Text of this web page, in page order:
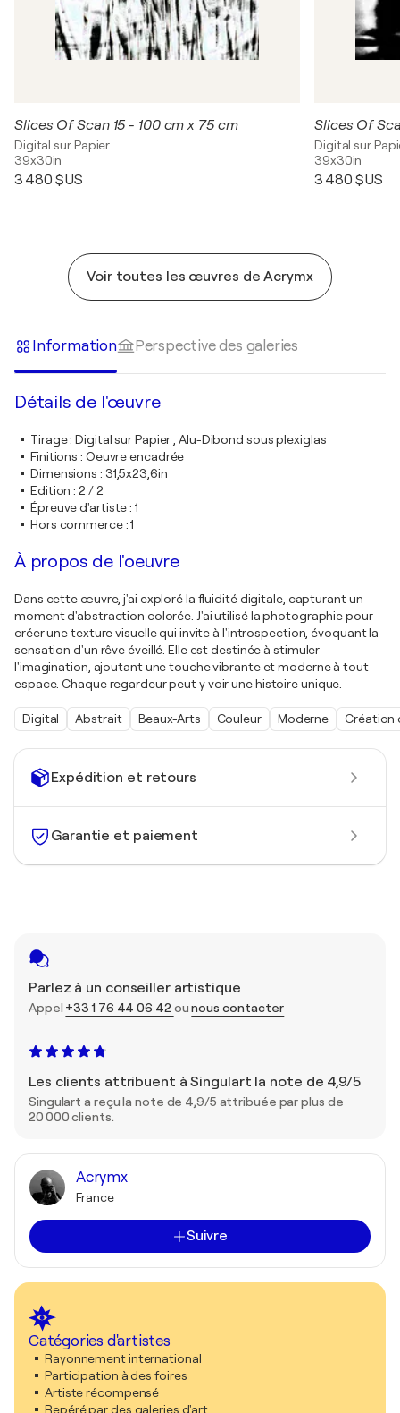
Expédition et retours
Garantie et paiement
Parlez à un conseiller artistique
Appel +33 1 76 44 06 42 ounous contacter
Les clients attribuent à Singulart la note de 4,9/5
Singulart a reçu la note de 4,9/5 attribuée par plus de
20 000 clients.
Acrymx
France
Suivre
Catégories d'artistes
Rayonnement international
Participation à des foires
Artiste récompensé
Repéré par des galeries d'art
Slices Of Scan 15 - 100 cm x 75 cm
Digital sur Papier
39x30in
3 480 $US
Slices Of
Digital sur
39x30in
3 480 $US
Voir toutes les œuvres de Acrymx
Information Perspective des galeries
Détails de l'œuvre
Tirage:Digital sur Papier , Alu-Dibond sous plexiglas
Finitions : Oeuvre encadrée
Dimensions : 31,5x23,6in
Edition : 2 / 2
Épreuve d'artiste:1
Hors commerce:1
À propos de l'oeuvre
Dans cette œuvre, j'ai exploré la fluidité digitale, capturant un
moment d'abstraction colorée. J'ai utilisé la photographie pour
créer une texture visuelle qui invite à l'introspection, évoquant la
sensation d'un rêve éveillé. Elle est destinée à stimuler
l'imagination, ajoutant une touche vibrante et moderne à tout
espace. Chaque regardeur peut y voir une histoire unique.
Digital Abstrait Beaux-Arts Couleur Moderne Création